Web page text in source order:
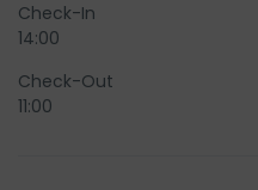
Check-In
14:00
Check-Out
11:00